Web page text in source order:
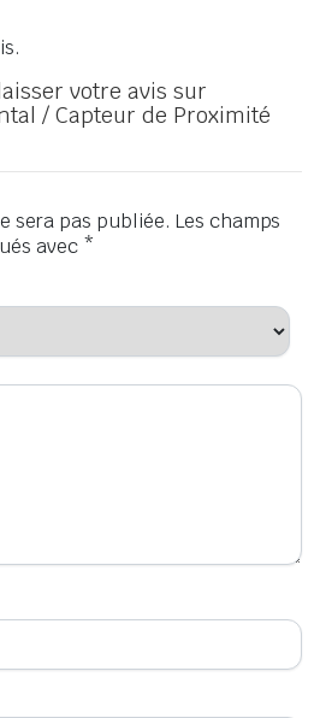
votre avis sur
/ Capteur de Proximité
sera pas publiée. Les champs
avec *